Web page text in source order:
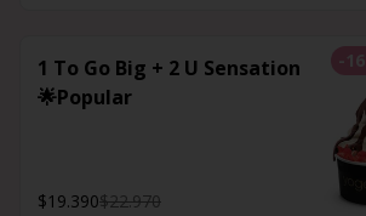
-16
1 To Go Big + 2 U Sensation
🌟Popular
$19.390$22.970